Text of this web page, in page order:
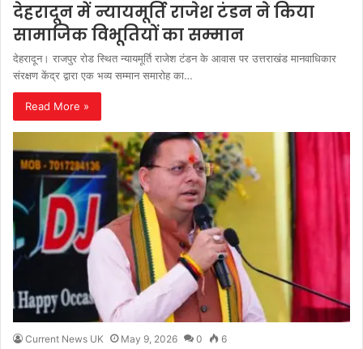
देहरादून में न्यायमूर्ति राजेश टंडन ने किया
सामाजिक विभूतियों का सम्मान
देहरादून। राजपुर रोड स्थित न्यायमूर्ति राजेश टंडन के आवास पर उत्तराखंड मानवाधिकार
संरक्षण केंद्र द्वारा एक भव्य सम्मान समारोह का…
Read More »
Current News UK May 9, 2026 0 6